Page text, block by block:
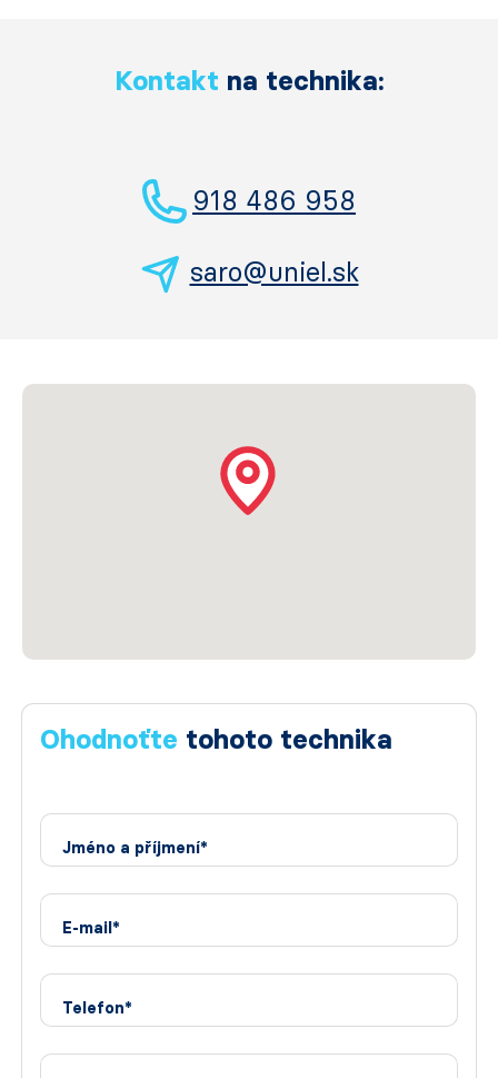
Kontakt na technika:
918 486 958
saro@uniel.sk
Ohodnoťte tohoto technika
Jméno a příjmení*
E-mail*
Telefon*